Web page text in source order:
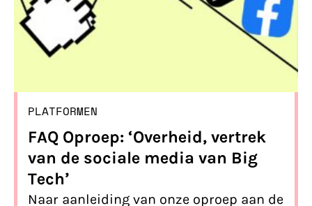
PLATFORMEN
FAQ Oproep: ‘Overheid, vertrek
van de sociale media van Big
Tech’
Naar aanleiding van onze oproep aan de